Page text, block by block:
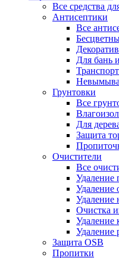
Все средства
Антисептики
Все
Для бань
Грунтовки
Все
Для
Защита
Очистители
Все
Удаление
Удаление
Удаление
Очистка
Удаление
Удаление
Защита OSB
Пропитки